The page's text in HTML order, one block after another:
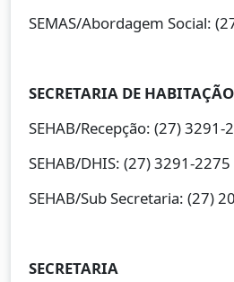
SEMAS/Abordagem Social:
SECRETARIA DE
SEHAB/Recepção: (27) 3291-
SEHAB/DHIS: (27) 3291-2275
SEHAB/Sub Secretaria: (27)